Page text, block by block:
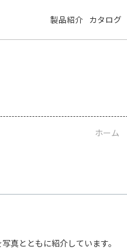
製品紹介 カタログ
ホーム
真とともに紹介しています。